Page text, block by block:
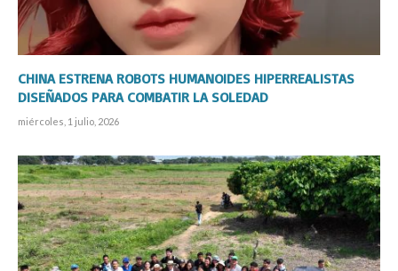
CHINA ESTRENA ROBOTS HUMANOIDES HIPERREALISTAS
DISEÑADOS PARA COMBATIR LA SOLEDAD
miércoles, 1 julio, 2026